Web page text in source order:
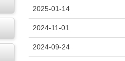
2025-01-14
2024-11-01
2024-09-24